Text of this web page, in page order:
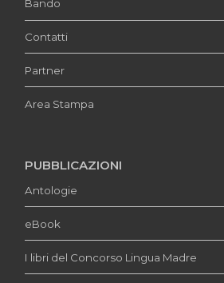
Bando
Contatti
Partner
Area Stampa
PUBBLICAZIONI
Antologie
eBook
I libri del Concorso Lingua Madre